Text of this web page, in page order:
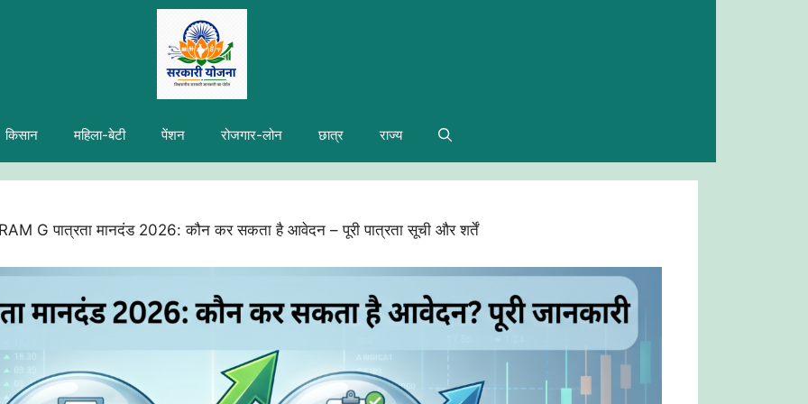
किसान महिला-बेटी पेंशन रोजगार-लोन छात्र राज्य
G पात्रता मानदंड 2026: कौन कर सकता है आवेदन – पूरी पात्रता सूची और शर्तें